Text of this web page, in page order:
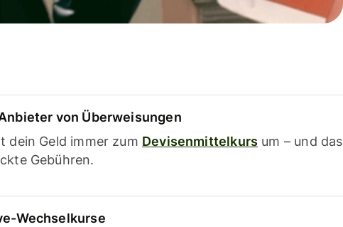
von Überweisungen
dein Geld immer zum Devisenmittelkurs um – und das
Gebühren.
Wechselkurse